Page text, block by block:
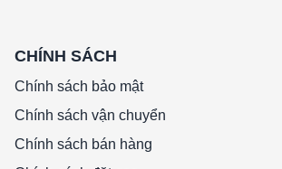
CHÍNH SÁCH
Chính sách bảo mật
Chính sách vận chuyển
Chính sách bán hàng